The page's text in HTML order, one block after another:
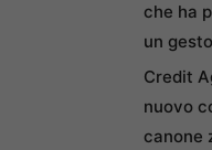
che ha
un
Credit
nuovo
canone